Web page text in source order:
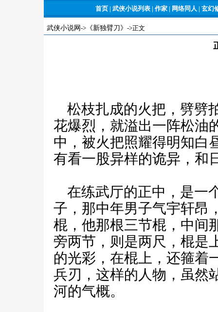
首页 | 武侠小说列表 | 作家 | 网络同人 | 玄幻
武侠小说网 -> 《新独臂刀》 ->正文
松枝扎成的火把，劈劈
花爆烈，就溢出一阵松油
中，被火把照耀得明知白
有看一股异样的诡异，和
在练武厅的正中，是一
子，那中年男子气宇轩昂
棍，他那根三节棍，中间
旁两节，则是两尺，棍是
的光彩，在棍上，还箍着
兵刃，这样的人物，虽然
河的气概。